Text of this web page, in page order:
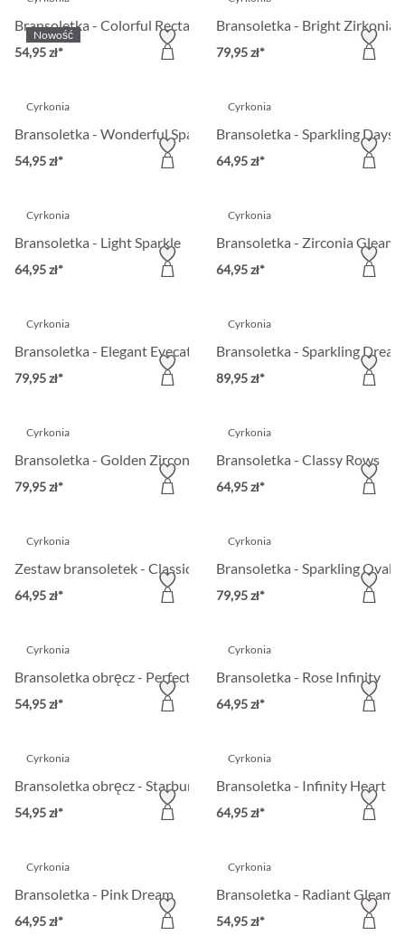
Nowość
Bransoletka - Colorful Rectangles
54,95 zł*
Bransoletka - Bright Zirkonia
79,95 zł*
Cyrkonia
Bransoletka - Wonderful Sparkles
54,95 zł*
Cyrkonia
Bransoletka - Sparkling Days
64,95 zł*
Cyrkonia
Bransoletka - Light Sparkle
64,95 zł*
Cyrkonia
Bransoletka - Zirconia Gleam
64,95 zł*
Cyrkonia
Bransoletka - Elegant Eyecatcher
79,95 zł*
Cyrkonia
Bransoletka - Sparkling
89,95 zł*
Cyrkonia
Bransoletka - Golden Zirconia
79,95 zł*
Cyrkonia
Bransoletka - Classy Rows
64,95 zł*
Cyrkonia
Zestaw bransoletek - Classic Zirkonia
64,95 zł*
Cyrkonia
Bransoletka - Sparkling Ovals
79,95 zł*
Cyrkonia
Bransoletka obręcz - Perfect Sea
54,95 zł*
Cyrkonia
Bransoletka - Rose Infinity
64,95 zł*
Cyrkonia
Bransoletka obręcz - Starburst Shine
54,95 zł*
Cyrkonia
Bransoletka - Infinity Heart
64,95 zł*
Cyrkonia
Bransoletka - Pink Dream
64,95 zł*
Cyrkonia
Bransoletka - Radiant Gleam
54,95 zł*